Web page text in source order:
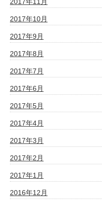
2017年10月
2017年9月
2017年8月
2017年7月
2017年6月
2017年5月
2017年4月
2017年3月
2017年2月
2017年1月
2016年12月